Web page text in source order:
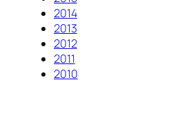
2014
2013
2012
2011
2010